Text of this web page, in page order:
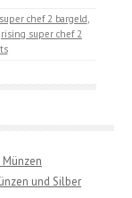
chef 2 bargeld
rising super chef 2
und Silber